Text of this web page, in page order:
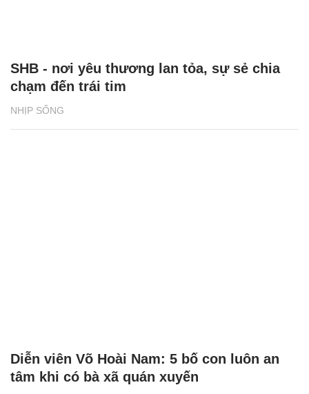
NHỊP SỐNG
SHB - nơi yêu thương lan tỏa, sự sẻ chia
chạm đến trái tim
Diễn viên Võ Hoài Nam: 5 bố con luôn an
tâm khi có bà xã quán xuyến